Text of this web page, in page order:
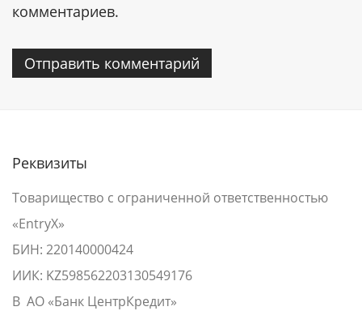
комментариев.
Реквизиты
Товарищество с ограниченной ответственностью
«EntryX»
БИН: 220140000424
ИИК: KZ598562203130549176
В АО «Банк ЦентрКредит»